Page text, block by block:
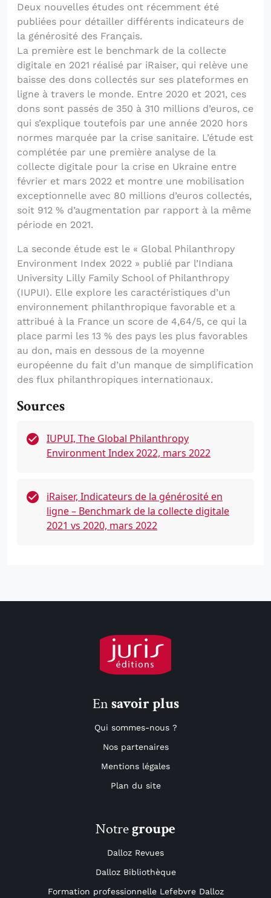
Deux nouvelles études ont récemment été
publiées pour détailler différents indicateurs de
la générosité des Français.
La première est le benchmark de la collecte
digitale en 2021 réalisé par iRaiser, qui relève une
baisse des dons collectés sur ses plateformes en
ligne à travers le monde. Entre 2020 et 2021, ces
dons sont passés de 350 à 310 millions d’euros, ce
qui s’explique toutefois par une année 2020 hors
normes marquée par la crise sanitaire. L’étude est
complétée par une première analyse de la
collecte digitale pour la crise en Ukraine entre
février et mars 2022 et montre une mobilisation
exceptionnelle avec 80 millions d’euros collectés,
soit 912 % d’augmentation par rapport à la même
période en 2021.
La seconde étude est le « Global Philanthropy
Environment Index 2022 » publié par l’Indiana
University Lilly Family School of Philanthropy
(IUPUI). Elle explore les caractéristiques d’un
environnement philanthropique favorable et a
attribué à la France un score de 4,64/5, ce qui la
place parmi les 13 % des pays les plus favorables
au don, mais en dessous de la moyenne
européenne du fait d’un manque de simplification
des flux philanthropiques internationaux.
Sources
IUPUI, The Global Philanthropy
Environment Index 2022, mars 2022
iRaiser, Indicateurs de la générosité en
ligne – Benchmark de la collecte digitale
2021 vs 2020, mars 2022
Ensavoir plus
Qui sommes-nous ?
Nos partenaires
Mentions légales
Plan du site
Notregroupe
Dalloz Revues
Dalloz Bibliothèque
Formation professionnelle Lefebvre Dalloz